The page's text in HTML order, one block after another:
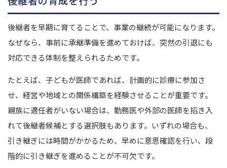
後継者を早期に育てることで、事業の継続が可能になります。
なぜなら、事前に承継準備を進めておけば、突然の引退にも
対応できる体制を整えられるためです。
たとえば、子どもが医師であれば、計画的に診療に参加さ
せ、経営や地域との関係構築を経験させることが重要です。
親族に適任者がいない場合は、勤務医や外部の医師を招き入
れて後継者候補とする選択肢もあります。 いずれの場合も、
引き継ぎには時間がかかるため、早めに意思確認を行い、段
階的に引き継ぎを進めることが不可欠です。